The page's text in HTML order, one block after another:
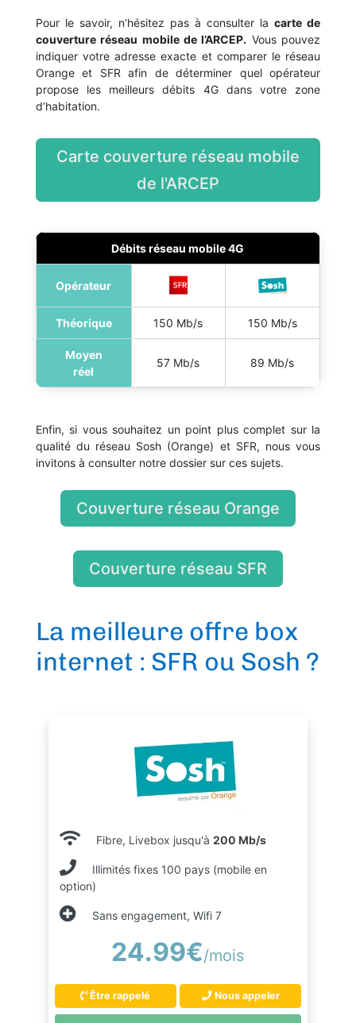
Pour le savoir, n’hésitez pas à consulter lacarte de
couverture réseau mobile de l’ARCEP. Vous pouvez
indiquer votre adresse exacte et comparer le réseau
Orange et SFR afin de déterminer quel opérateur
propose les meilleurs débits 4G dans votre zone
d’habitation.
Carte couverture réseau mobile
de l'ARCEP
Débits réseau mobile 4G
Opérateur
Théorique 150 Mb/s 150 Mb/s
Moyen
réel
57 Mb/s 89 Mb/s
Enfin, si vous souhaitez un point plus complet sur la
qualité du réseau Sosh (Orange) et SFR, nous vous
invitons à consulter notre dossier sur ces sujets.
Couverture réseau Orange
Couverture réseau SFR
La meilleure offre box
internet : SFR ou Sosh ?
Fibre, Livebox jusqu'à 200 Mb/s
Illimités fixes 100 pays (mobile en
option)
Sans engagement, Wifi 7
24.99€/mois
Être rappelé Nous appeler